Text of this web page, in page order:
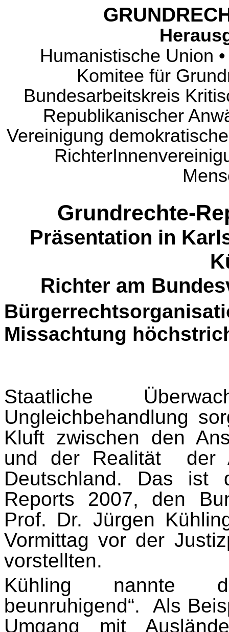
Humanistische Union
Komitee für
Bundesarbeitskreis
Republikanischer
Vereinigung
Grundrechte-
Präsentation in
Richter am
Missachtung
Staatliche
Ungleichbehandlung
Kluft zwischen den
und der Realität
der
Deutschland. Das ist
Reports 2007, den
Prof. Dr. Jürgen
Vormittag vor der
vorstellten.
Kühling nannte
beunruhigend“.
Als
Umgang mit